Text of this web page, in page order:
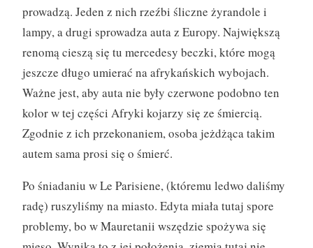
prowadzą. Jeden z nich rzeźbi śliczne żyrandole i
lampy, a drugi sprowadza auta z Europy. Największą
renomą cieszą się tu mercedesy beczki, które mogą
jeszcze długo umierać na afrykańskich wybojach.
Ważne jest, aby auta nie były czerwone podobno ten
kolor w tej części Afryki kojarzy się ze śmiercią.
Zgodnie z ich przekonaniem, osoba jeżdżąca takim
autem sama prosi się o śmierć.
Po śniadaniu w Le Parisiene, (któremu ledwo daliśmy
radę) ruszyliśmy na miasto. Edyta miała tutaj spore
problemy, bo w Mauretanii wszędzie spożywa się